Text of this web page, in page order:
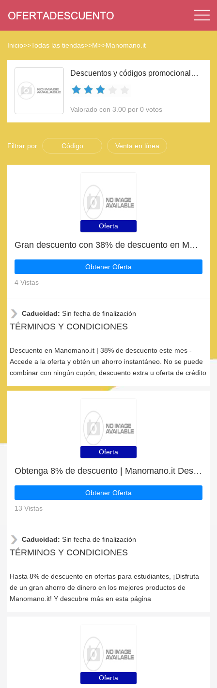
Inicio>>Todas las tiendas>>M>>Manomano.it
Descuentos y códigos promocionales Manomano.it 2023
Valorado con 3.00 por 0 votos
Filtrar por Código Venta en línea
Oferta
Gran descuento con 38% de descuento en Manomano.it
Obtener Oferta
4 Vistas
Caducidad: Sin fecha de finalización
TÉRMINOS Y CONDICIONES
Descuento en Manomano.it | 38% de descuento este mes -
Accede a la oferta y obtén un ahorro instantáneo. No se puede
combinar con ningún cupón, descuento extra u oferta de crédito
Oferta
Obtenga 8% de descuento | Manomano.it Descuentos para estudiantes
Obtener Oferta
13 Vistas
Caducidad: Sin fecha de finalización
TÉRMINOS Y CONDICIONES
Hasta 8% de descuento en ofertas para estudiantes, ¡Disfruta
de un gran ahorro de dinero en los mejores productos de
Manomano.it! Y descubre más en esta página
Oferta